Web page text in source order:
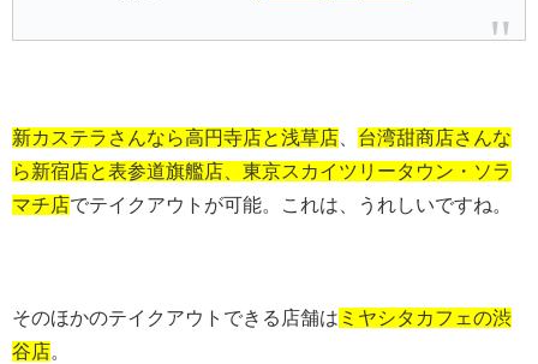
新カステラさんなら高円寺店と浅草店
台湾甜商店さんな
ら新宿店と表参道旗艦店、東京スカイツリータウン・ソラ
マチ店でテイクアウトが可能。これは、うれしいですね。
そのほかのテイクアウトできる店舗は ミヤシタカフェの渋
谷店。